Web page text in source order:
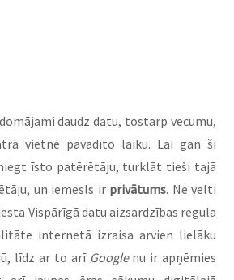
daudz datu, tostarp vecumu,
vietnē pavadīto laiku. Lai gan šī
īsto patērētāju, turklāt tieši tajā
un iemesls ir privātums. Ne velti
Vispārīgā datu aizsardzības regula
internetā izraisa arvien lielāku
līdz ar to arī Google nu ir apņēmies